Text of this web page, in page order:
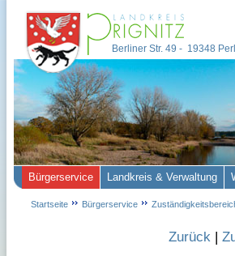
Zurück |
Berliner Str. 49 - 19348
Bürgerservice Landkreis & Verwaltung
Startseite Bürgerservice